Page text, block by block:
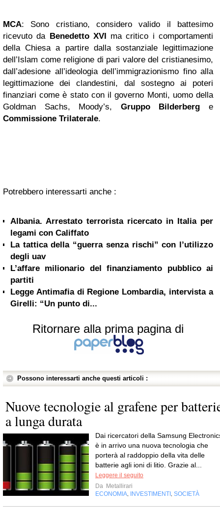
MCA: Sono cristiano, considero valido il battesimo
ricevuto da Benedetto XVI ma critico i comportamenti
della Chiesa a partire dalla sostanziale legittimazione
dell’Islam come religione di pari valore del cristianesimo,
dall’adesione all’ideologia dell’immigrazionismo fino alla
legittimazione dei clandestini, dal sostegno ai poteri
finanziari come è stato con il governo Monti, uomo della
Goldman Sachs, Moody’s, Gruppo Bilderberg e
Commissione Trilaterale.
Potrebbero interessarti anche :
Albania. Arrestato terrorista ricercato in Italia per
legami con Califfato
La tattica della “guerra senza rischi” con l’utilizzo
degli uav
L’affare milionario del finanziamento pubblico ai
partiti
Legge Antimafia di Regione Lombardia, intervista a
Girelli: “Un punto di...
Ritornare alla prima pagina di
Possono interessarti anche questi articoli :
Nuove tecnologie al grafene per
a lunga durata
Dai ricercatori della Samsung
è in arrivo una nuova tecnologia che
porterà al raddoppio della vita delle
batterie agli ioni di litio. Grazie al...
Leggere il seguito
Da Metallirari
ECONOMIA
INVESTIMENTI SOCIETÀ